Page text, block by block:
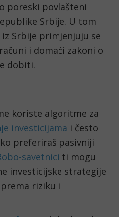
poreski povlašteni
Srbije. U tom
Srbije primjenjuju se
i domaći zakoni o
dobiti.
koriste algoritme za
investicijama i često
preferiraš pasivniji
savetnici ti mogu
investicijske strategije
riziku i